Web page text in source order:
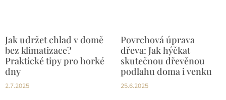
Jak udržet chlad v domě
bez klimatizace?
Praktické tipy pro horké
dny
2.7.2025
Povrchová úprava
dřeva: Jak hýčkat
skutečnou dřevěnou
podlahu doma i venku
25.6.2025